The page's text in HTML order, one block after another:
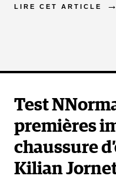
LIRE CET ARTICLE
Test
premières
chaussure
Kilian